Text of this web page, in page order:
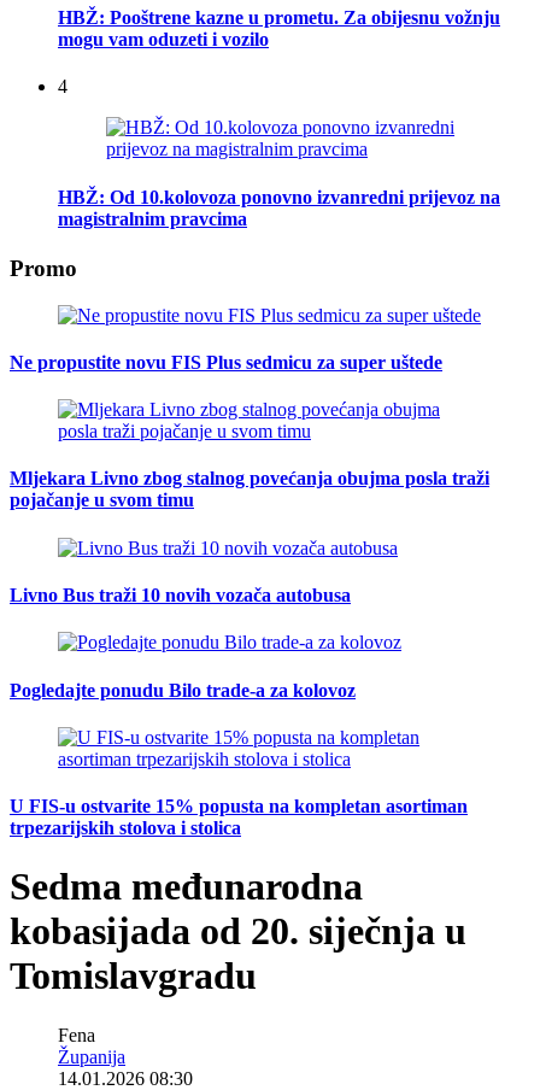
HBŽ: Pooštrene kazne u prometu. Za obijesnu vožnju
mogu vam oduzeti i vozilo
4
HBŽ: Od 10.kolovoza ponovno izvanredni prijevoz na
magistralnim pravcima
Promo
Ne propustite novu FIS Plus sedmicu za super uštede
Mljekara Livno zbog stalnog povećanja obujma posla traži
pojačanje u svom timu
Livno Bus traži 10 novih vozača autobusa
Pogledajte ponudu Bilo trade-a za kolovoz
U FIS-u ostvarite 15% popusta na kompletan asortiman
trpezarijskih stolova i stolica
Sedma međunarodna
kobasijada od 20. siječnja u
Tomislavgradu
Fena
Županija
14.01.2026 08:30